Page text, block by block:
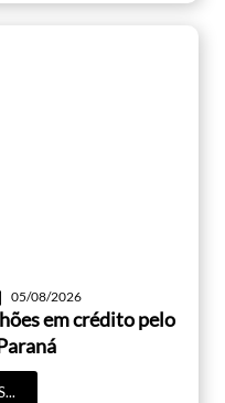
05/08/2026
em crédito pelo